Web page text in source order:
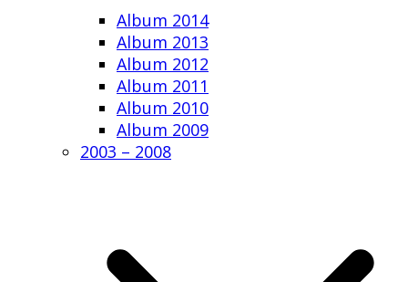
Album 2014
Album 2013
Album 2012
Album 2011
Album 2010
Album 2009
2003 – 2008